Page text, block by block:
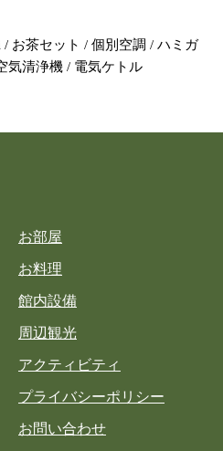
お茶セット / 個別空調 / ハミガ
気清浄機 / 電気ケトル
お部屋
お料理
館内設備
周辺観光
アクティビティ
プライバシーポリシー
お問い合わせ